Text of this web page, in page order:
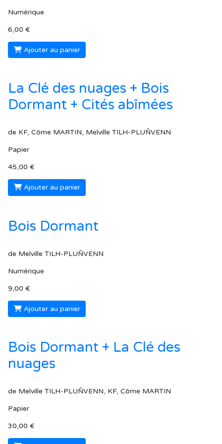
Numérique
6,00 €
Ajouter au panier
La Clé des nuages + Bois
Dormant + Cités abîmées
de KF, Côme MARTIN, Melville TILH-PLUÑVENN
Papier
45,00 €
Ajouter au panier
Bois Dormant
de Melville TILH-PLUÑVENN
Numérique
9,00 €
Ajouter au panier
Bois Dormant + La Clé des
nuages
de Melville TILH-PLUÑVENN, KF, Côme MARTIN
Papier
30,00 €